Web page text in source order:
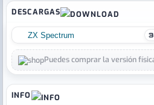
DESCARGAS
ZX Spectrum 3
Puedes comprar la versión
INFO